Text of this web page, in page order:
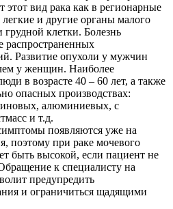
этот вид рака как в регионарные
и другие органы малого
клетки. Болезнь
распространенных
Развитие опухоли у мужчин
у женщин. Наиболее
в возрасте 40 – 60 лет, а также
опасных производствах:
алюминиевых, с
и т.д.
появляются уже на
поэтому при раке мочевого
быть высокой, если пациент не
к специалисту на
предупредить
и ограничиться щадящими